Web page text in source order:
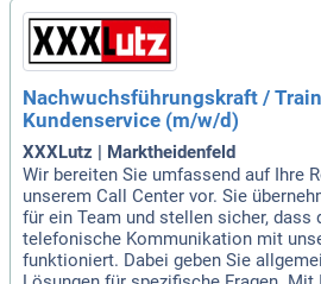
Nachwuchsführungskraft /
Kundenservice (m/w/d)
XXXLutz | Marktheidenfeld
Wir bereiten Sie umfassend auf Ihre
unserem Call Center vor. Sie
für ein Team und stellen sicher,
telefonische Kommunikation mit
funktioniert. Dabei geben Sie